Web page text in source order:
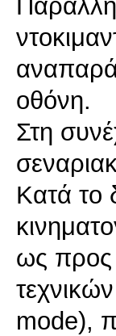
οθόνη.
Στη
Κατά το
ως προς
mode),